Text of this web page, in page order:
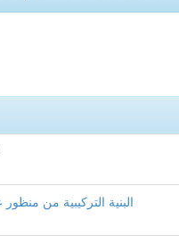
البنية التركيبية من